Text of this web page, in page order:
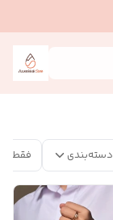
دسته‌بندی فقط